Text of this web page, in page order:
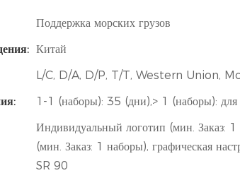
Поддержка морских грузов
Китай
L/C, D/A, D/P, T/T, Western Union,
1-1 (наборы): 35 (дни),> 1 (наборы): для
Индивидуальный логотип (мин. Заказ: 1
(мин. Заказ: 1 наборы), графическая
SR 90